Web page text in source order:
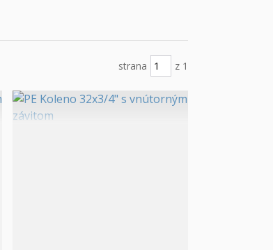
strana z 1